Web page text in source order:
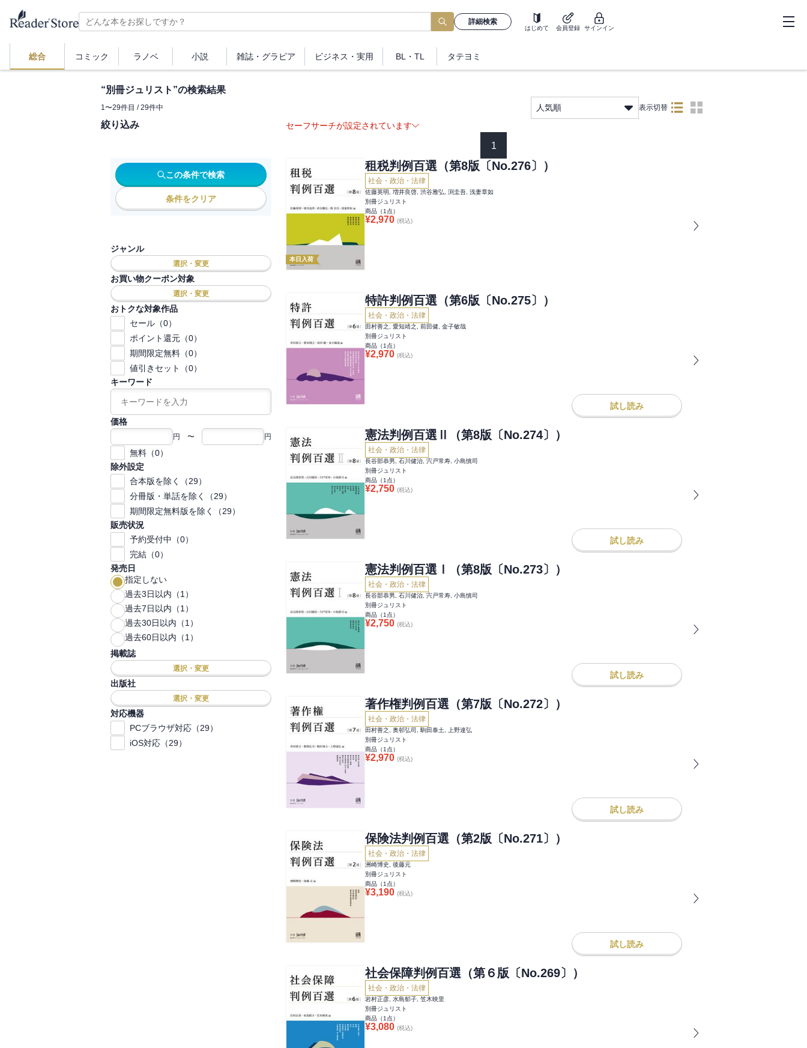
詳細検索
はじめて 会員登録 サインイン
総合 コミック ラノベ 小説 雑誌・ グラビア ビジネス ・実用 BL・TL タテヨミ
“別冊ジュリスト ”の検索結果
1〜29件目 / 29件中 人気順 表示切替
絞り込み
この条件で検索
条件をクリア
ジャンル
選択・変更
お買い物クーポン対象
選択・変更
おトクな対象作品
セール（0）
ポイント還元（0）
期間限定無料（0）
値引きセット（0）
キーワード
価格
円 〜 円
無料（0）
除外設定
合本版を除く（29）
分冊版・単話を除く（29）
期間限定無料版を除く（29）
販売状況
予約受付中（0）
完結（0）
発売日
指定しない
過去3日以内（1）
過去7日以内（1）
過去30日以内（1）
過去60日以内（1）
掲載誌
選択・変更
出版社
選択・変更
対応機器
PCブラウザ対応（29）
iOS対応（29）
セーフサーチが設定されています
1
本日入荷
租税判例百選（第8版〔No.276〕）
社会・政治・法律
佐藤英明, 増井良啓, 渋谷雅弘, 渕圭吾, 浅妻章如
別冊ジュリスト
商品（1 点）
¥2,970 (税込)
特許判例百選（第6版〔No.275〕）
社会・政治・法律
田村善之, 愛知靖之, 前田健, 金子敏哉
別冊ジュリスト
商品（1 点）
¥2,970 (税込)
試し読み
憲法判例百選Ⅱ（第8版〔No.274〕）
社会・政治・法律
長谷部恭男, 石川健治, 宍戸常寿, 小島慎司
別冊ジュリスト
商品（1 点）
¥2,750 (税込)
試し読み
憲法判例百選Ⅰ（第8版〔No.273〕）
社会・政治・法律
長谷部恭男, 石川健治, 宍戸常寿, 小島慎司
別冊ジュリスト
商品（1 点）
¥2,750 (税込)
試し読み
著作権判例百選（第7版〔No.272〕）
社会・政治・法律
田村善之, 奥邨弘司, 駒田泰土, 上野達弘
別冊ジュリスト
商品（1 点）
¥2,970 (税込)
試し読み
保険法判例百選（第2版〔No.271〕）
社会・政治・法律
洲崎博史, 後藤元
別冊ジュリスト
商品（1 点）
¥3,190 (税込)
試し読み
社会保障判例百選（第６版〔No.269〕）
社会・政治・法律
岩村正彦, 水島郁子, 笠木映里
別冊ジュリスト
商品（1 点）
¥3,080 (税込)